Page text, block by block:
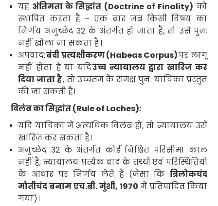
यह अंतिमता के सिद्धांत (Doctrine of Finality) को
स्थापित करता है – एक बार जब किसी विषय का
निर्णय अनुच्छेद 32 के अंतर्गत हो जाता है,तो उसे पुनः
नहीं खोला जासकता है।
अपवाद:बंदी प्रत्यक्षीकरण(Habeas Corpus)पर लागू
नहीं होता है या यदिउच्च न्यायालय द्वारा खारिज कर
दिया जाता है, तो उच्चतम के समक्ष पुनः याचिका प्रस्तुत
की जा सकती है।
विलंब का सिद्धांत (Rule of Laches):
यदि याचिका में अत्यधिक विलंब हो,तो न्यायालय उसे
खारिज कर सकताहै।
अनुच्छेद 32 के अंतर्गत कोई निश्चित परिसीमा काल
नहीं है;न्यायालय प्रत्येक वाद के तथ्यों एवं परिस्थितियों
के आधार पर निर्णय लेते हैं (जैसा कि त्रिलोकचंद
मोतीचंद बनाम एच.बी. मुंशी, 1970 में प्रतिपादित किया
गया)।